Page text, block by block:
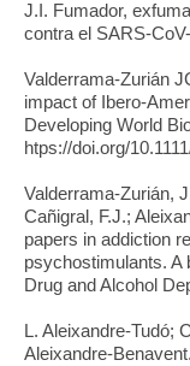
J.I. Fumador,
contra el SARS-
Valderrama-Zurián
impact of Ibero-
Developing World
htps://doi.org/
Valderrama-Zurián,
Cañigral, F.J.;
papers in addiction
psychostimulants. A
Drug and Alcohol
L. Aleixandre-Tudó;
Aleixandre-